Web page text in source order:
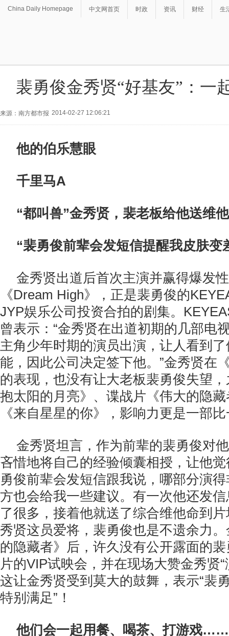
China Daily Homepage 中文网首页 时政 资讯 财经 生
裴勇俊金秀贤“好基友”：一
来源：南方都市报 2014-02-27 12:06:21
他的伯乐慧眼
千里马A
“都叫兽”金秀贤，裴老板给他送
“裴勇俊前辈会发短信提醒我皮肤变
金秀贤出道后首次主演并赢得爆发
《Dream High》，正是裴勇俊的
JYP娱乐公司投资合拍的剧集。
曾表示：“金秀贤在出道初期的几部电
主角少年时期的演员出演，让人看到
能，因此公司决定签下他。”金秀贤在
的表现，也没有让大老板裴勇俊失望
抱太阳的月亮》、谍战片《伟大的隐
《来自星星的你》，影响力更是一部
金秀贤坦言，作为前辈的裴勇俊对
吝惜地将自己的经验倾囊相授，让他
勇俊前辈会发短信跟我说，哪部分演
方也会给我一些建议。有一次他还发
了很多，接着他就送了综合维他命到
秀贤这员爱将，裴勇俊也是不遗余力
的隐藏者》后，许久没有公开露面的
片的VIP试映会，并在现场大赞金秀贤
这让金秀贤受到莫大的鼓舞，表示“裴
特别满足”！
他们会一起用餐、喝茶、打游戏……